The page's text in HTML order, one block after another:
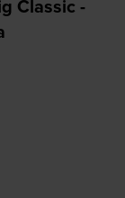
Classic -